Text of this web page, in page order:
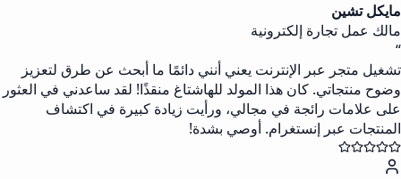
مايكل تشين
مالك عمل تجارة إلكترونية
“
تشغيل متجر عبر الإنترنت يعني أنني دائمًا ما أبحث عن طرق لتعزيز
وضوح منتجاتي. كان هذا المولد للهاشتاغ منقذًا! لقد ساعدني في العثور
على علامات رائجة في مجالي، ورأيت زيادة كبيرة في اكتشاف
المنتجات عبر إنستغرام. أوصي بشدة!